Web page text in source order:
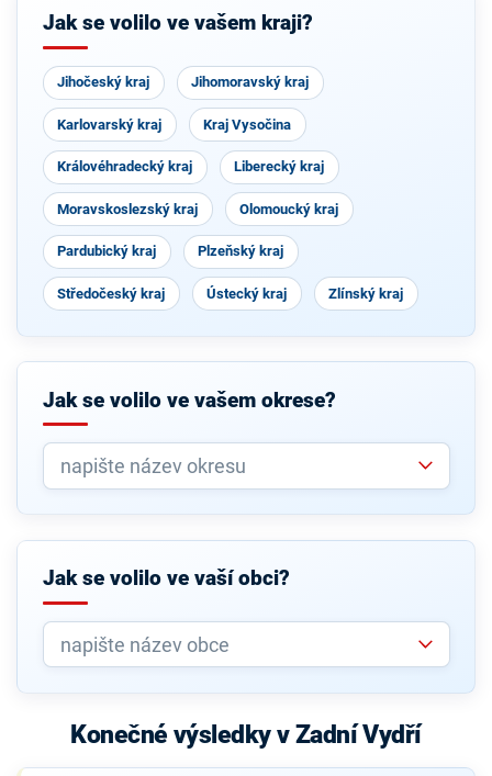
Jak se volilo ve vašem kraji?
Jihočeský kraj Jihomoravský kraj
Karlovarský kraj Kraj Vysočina
Královéhradecký kraj Liberecký kraj
Moravskoslezský kraj Olomoucký kraj
Pardubický kraj Plzeňský kraj
Středočeský kraj Ústecký kraj Zlínský kraj
Jak se volilo ve vašem okrese?
Jak se volilo ve vaší obci?
Konečné výsledky v Zadní Vydří